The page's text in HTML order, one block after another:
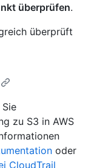
überprüfen.
überprüft
zu S3 in AWS
oder
CloudTrail